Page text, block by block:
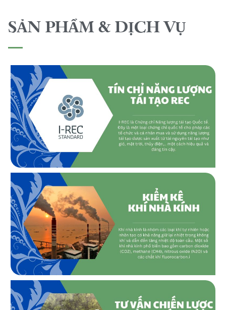
SẢN PHẨM & DỊCH VỤ